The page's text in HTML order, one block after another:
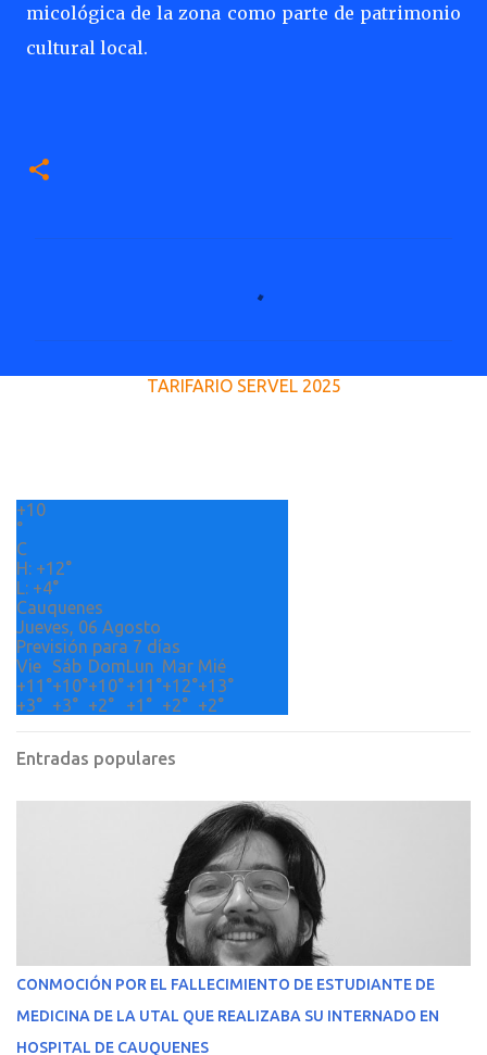
micológica de la zona como parte de patrimonio
cultural local.
i
s
TARIFARIO SERVEL 2025
+10
°
C
H: +12°
L: +4°
Cauquenes
Jueves, 06 Agosto
Previsión para 7 días
Vie
Sáb DomLun Mar Mié
+11°+10°+10°+11°+12°+13°
+3° +3° +2° +1° +2° +2°
Entradas populares
CONMOCIÓN POR EL FALLECIMIENTO DE ESTUDIANTE DE
MEDICINA DE LA UTAL QUE REALIZABA SU INTERNADO EN
HOSPITAL DE CAUQUENES